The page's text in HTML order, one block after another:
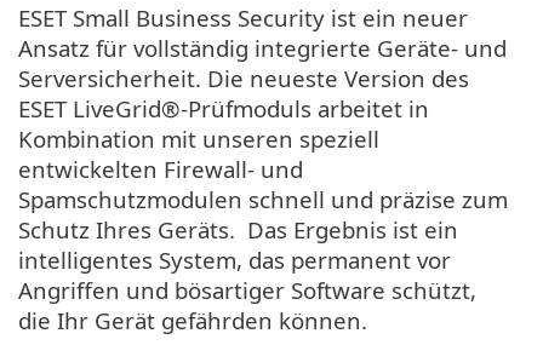
ESET Small Business Security ist ein neuer
Ansatz für vollständig integrierte Geräte- und
Serversicherheit. Die neueste Version des
ESET LiveGrid®-Prüfmoduls arbeitet in
Kombination mit unseren speziell
entwickelten Firewall- und
Spamschutzmodulen schnell und präzise zum
Schutz Ihres Geräts. Das Ergebnis ist ein
intelligentes System, das permanent vor
Angriffen und bösartiger Software schützt,
die Ihr Gerät gefährden können.